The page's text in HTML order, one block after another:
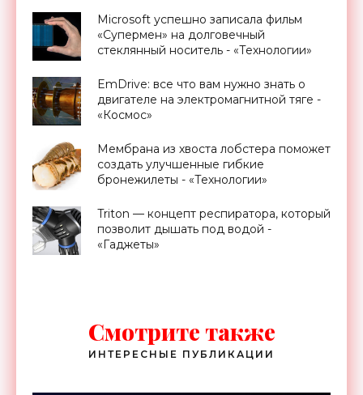
Microsoft успешно записала фильм
«Супермен» на долговечный
стеклянный носитель - «Технологии»
EmDrive: все что вам нужно знать о
двигателе на электромагнитной тяге -
«Космос»
Мембрана из хвоста лобстера поможет
создать улучшенные гибкие
бронежилеты - «Технологии»
Triton — концепт респиратора, который
позволит дышать под водой -
«Гаджеты»
Смотрите также
ИНТЕРЕСНЫЕ ПУБЛИКАЦИИ